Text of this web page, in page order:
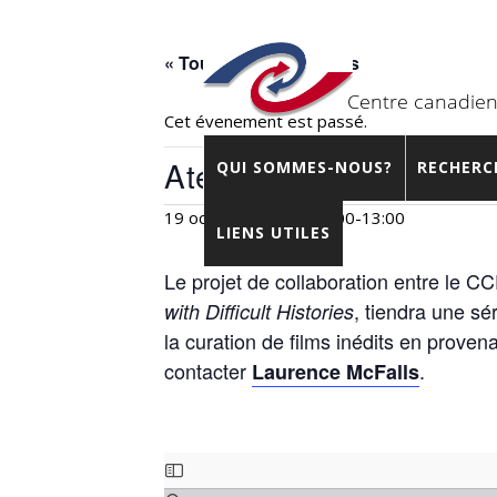
QUI SOMMES-NOUS?
LIENS UTILES
« Tous les Évènements
Cet évènement est passé.
Ateliers « Going
19 octobre 2021 – 10:00-13:00
Le projet de collaboration entre le
with Difficult Histories, tiendra une
la curation de films inédits en
contacter Laurence McFalls.
Skip
to